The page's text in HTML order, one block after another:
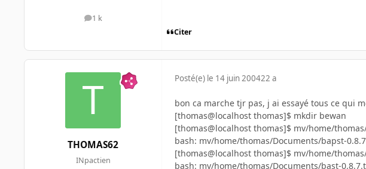
1 k
messages
Citer
THOMAS62
INpactien
Posté(e) le 14 juin 200422 a
bon ca marche tjr pas, j ai essayé tous ce qui
[thomas@localhost thomas]$ mkdir bewan
[thomas@localhost thomas]$ mv/home/
bash: mv/home/thomas/Documents/bapst-
[thomas@localhost thomas]$ mv/home/
bash: mv/home/thomas/Documents/bast-